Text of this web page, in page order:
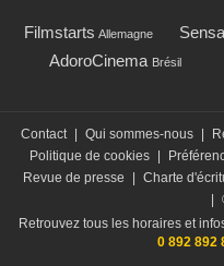
Filmstarts Allemagne
AdoroCinema Brésil
Contact Qui sommes-nous
Politique de cookies
Revue de presse
Charte
Retrouvez tous les horaires et
0 892 892